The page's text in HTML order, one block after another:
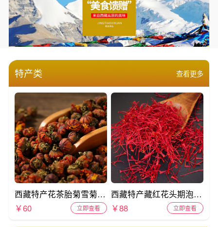
特产类 查看更多
西藏特产花茶胎菊雪菊四季清火茶100g罐装
￥60
立即查看
西藏特产藏红花头期泡水喝5-10g礼盒装伊朗进口
￥88
立即查看